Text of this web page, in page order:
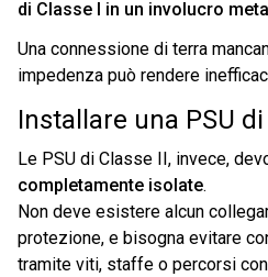
di Classe I in un involucro
Una connessione di terra
impedenza può rendere
Installare una PSU di
Le PSU di Classe II, invece,
completamente isolate.
Non deve esistere alcun
protezione, e bisogna evitare
tramite viti, staffe o percorsi